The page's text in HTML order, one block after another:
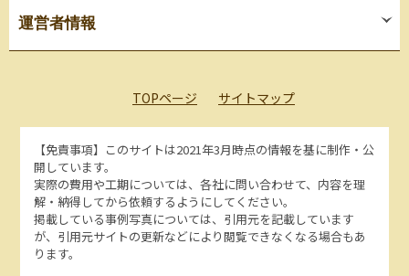
運営者情報
TOPページ サイトマップ
【免責事項】 このサイトは2021年3月時点の情報を基に制作・公
開しています。
実際の費用や工期については、各社に問い合わせて、内容を理
解・納得してから依頼するようにしてください。
掲載している事例写真については、引用元を記載しています
が、引用元サイトの更新などにより閲覧できなくなる場合もあ
ります。